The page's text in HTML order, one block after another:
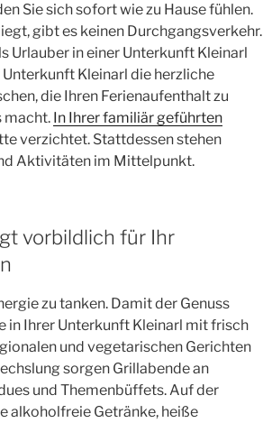
Sie sich sofort wie zu Hause fühlen.
gibt es keinen Durchgangsverkehr.
Urlauber in einer Unterkunft Kleinarl
Kleinarl die herzliche
die Ihren Ferienaufenthalt zu
macht. In Ihrer familiär geführten
verzichtet. Stattdessen stehen
Aktivitäten im Mittelpunkt.
vorbildlich für Ihr
zu tanken. Damit der Genuss
in Ihrer Unterkunft Kleinarl mit frisch
und vegetarischen Gerichten
sorgen Grillabende an
und Themenbüffets. Auf der
alkoholfreie Getränke, heiße